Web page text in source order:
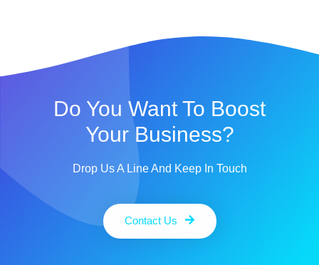
Do You Want To Boost
Your Business?
Drop Us A Line And Keep In Touch
Contact Us